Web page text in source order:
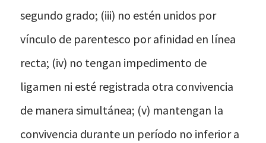
segundo grado; (iii) no estén unidos por
vínculo de parentesco por afinidad en línea
recta; (iv) no tengan impedimento de
ligamen ni esté registrada otra convivencia
de manera simultánea; (v) mantengan la
convivencia durante un período no inferior a